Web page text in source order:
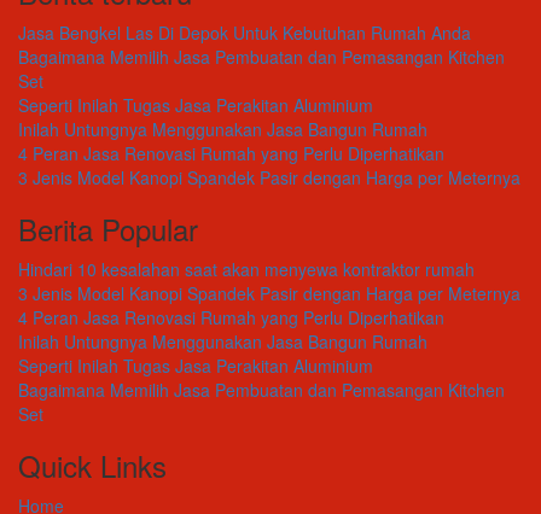
Jasa Bengkel Las Di Depok Untuk Kebutuhan Rumah Anda
Bagaimana Memilih Jasa Pembuatan dan Pemasangan Kitchen
Set
Seperti Inilah Tugas Jasa Perakitan Aluminium
Inilah Untungnya Menggunakan Jasa Bangun Rumah
4 Peran Jasa Renovasi Rumah yang Perlu Diperhatikan
3 Jenis Model Kanopi Spandek Pasir dengan Harga per Meternya
Berita Popular
Hindari 10 kesalahan saat akan menyewa kontraktor rumah
3 Jenis Model Kanopi Spandek Pasir dengan Harga per Meternya
4 Peran Jasa Renovasi Rumah yang Perlu Diperhatikan
Inilah Untungnya Menggunakan Jasa Bangun Rumah
Seperti Inilah Tugas Jasa Perakitan Aluminium
Bagaimana Memilih Jasa Pembuatan dan Pemasangan Kitchen
Set
Quick Links
Home